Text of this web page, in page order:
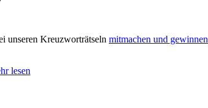
unseren Kreuzworträtseln mitmachen und gewinnen
lesen